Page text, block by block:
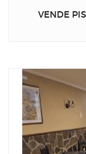
VENDE